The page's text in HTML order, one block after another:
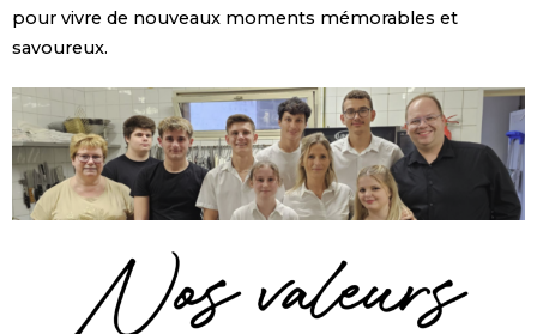
pour vivre de nouveaux moments mémorables et
savoureux.